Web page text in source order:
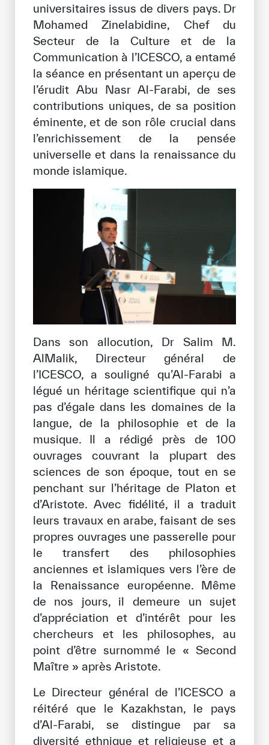
universitaires issus de divers pays. Dr
Mohamed Zinelabidine, Chef du
Secteur de la Culture et de la
Communication à l’ICESCO, a entamé
la séance en présentant un aperçu de
l’érudit Abu Nasr Al-Farabi, de ses
contributions uniques, de sa position
éminente, et de son rôle crucial dans
l’enrichissement de la pensée
universelle et dans la renaissance du
monde islamique.
Dans son allocution, Dr Salim M.
AlMalik, Directeur général de
l’ICESCO, a souligné qu’Al-Farabi a
légué un héritage scientifique qui n’a
pas d’égale dans les domaines de la
langue, de la philosophie et de la
musique. Il a rédigé près de 100
ouvrages couvrant la plupart des
sciences de son époque, tout en se
penchant sur l’héritage de Platon et
d’Aristote. Avec fidélité, il a traduit
leurs travaux en arabe, faisant de ses
propres ouvrages une passerelle pour
le transfert des philosophies
anciennes et islamiques vers l’ère de
la Renaissance européenne. Même
de nos jours, il demeure un sujet
d’appréciation et d’intérêt pour les
chercheurs et les philosophes, au
point d’être surnommé le « Second
Maître » après Aristote.
Le Directeur général de l’ICESCO a
réitéré que le Kazakhstan, le pays
d’Al-Farabi, se distingue par sa
diversité ethnique et religieuse et a